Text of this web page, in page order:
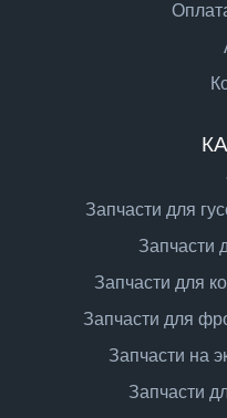
Запчасти для
Запчасти
Запчасти для
Запчасти для
Запчасти на
Запчасти